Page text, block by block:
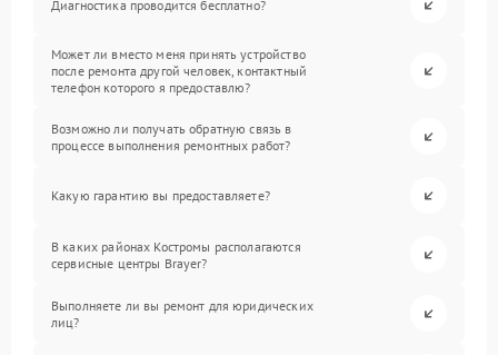
Диагностика проводится бесплатно?
Может ли вместо меня принять устройство
после ремонта другой человек, контактный
телефон которого я предоставлю?
Возможно ли получать обратную связь в
процессе выполнения ремонтных работ?
Какую гарантию вы предоставляете?
В каких районах Костромы располагаются
сервисные центры Brayer?
Выполняете ли вы ремонт для юридических
лиц?